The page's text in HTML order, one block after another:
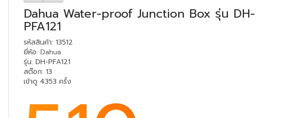
Dahua Water-proof Junction Box รุ่น DH-
PFA121
รหัสสินค้า: 13512
ยี่ห้อ: Dahua
รุ่น: DH-PFA121
สต๊อก: 13
เข้าดู 4353 ครั้ง